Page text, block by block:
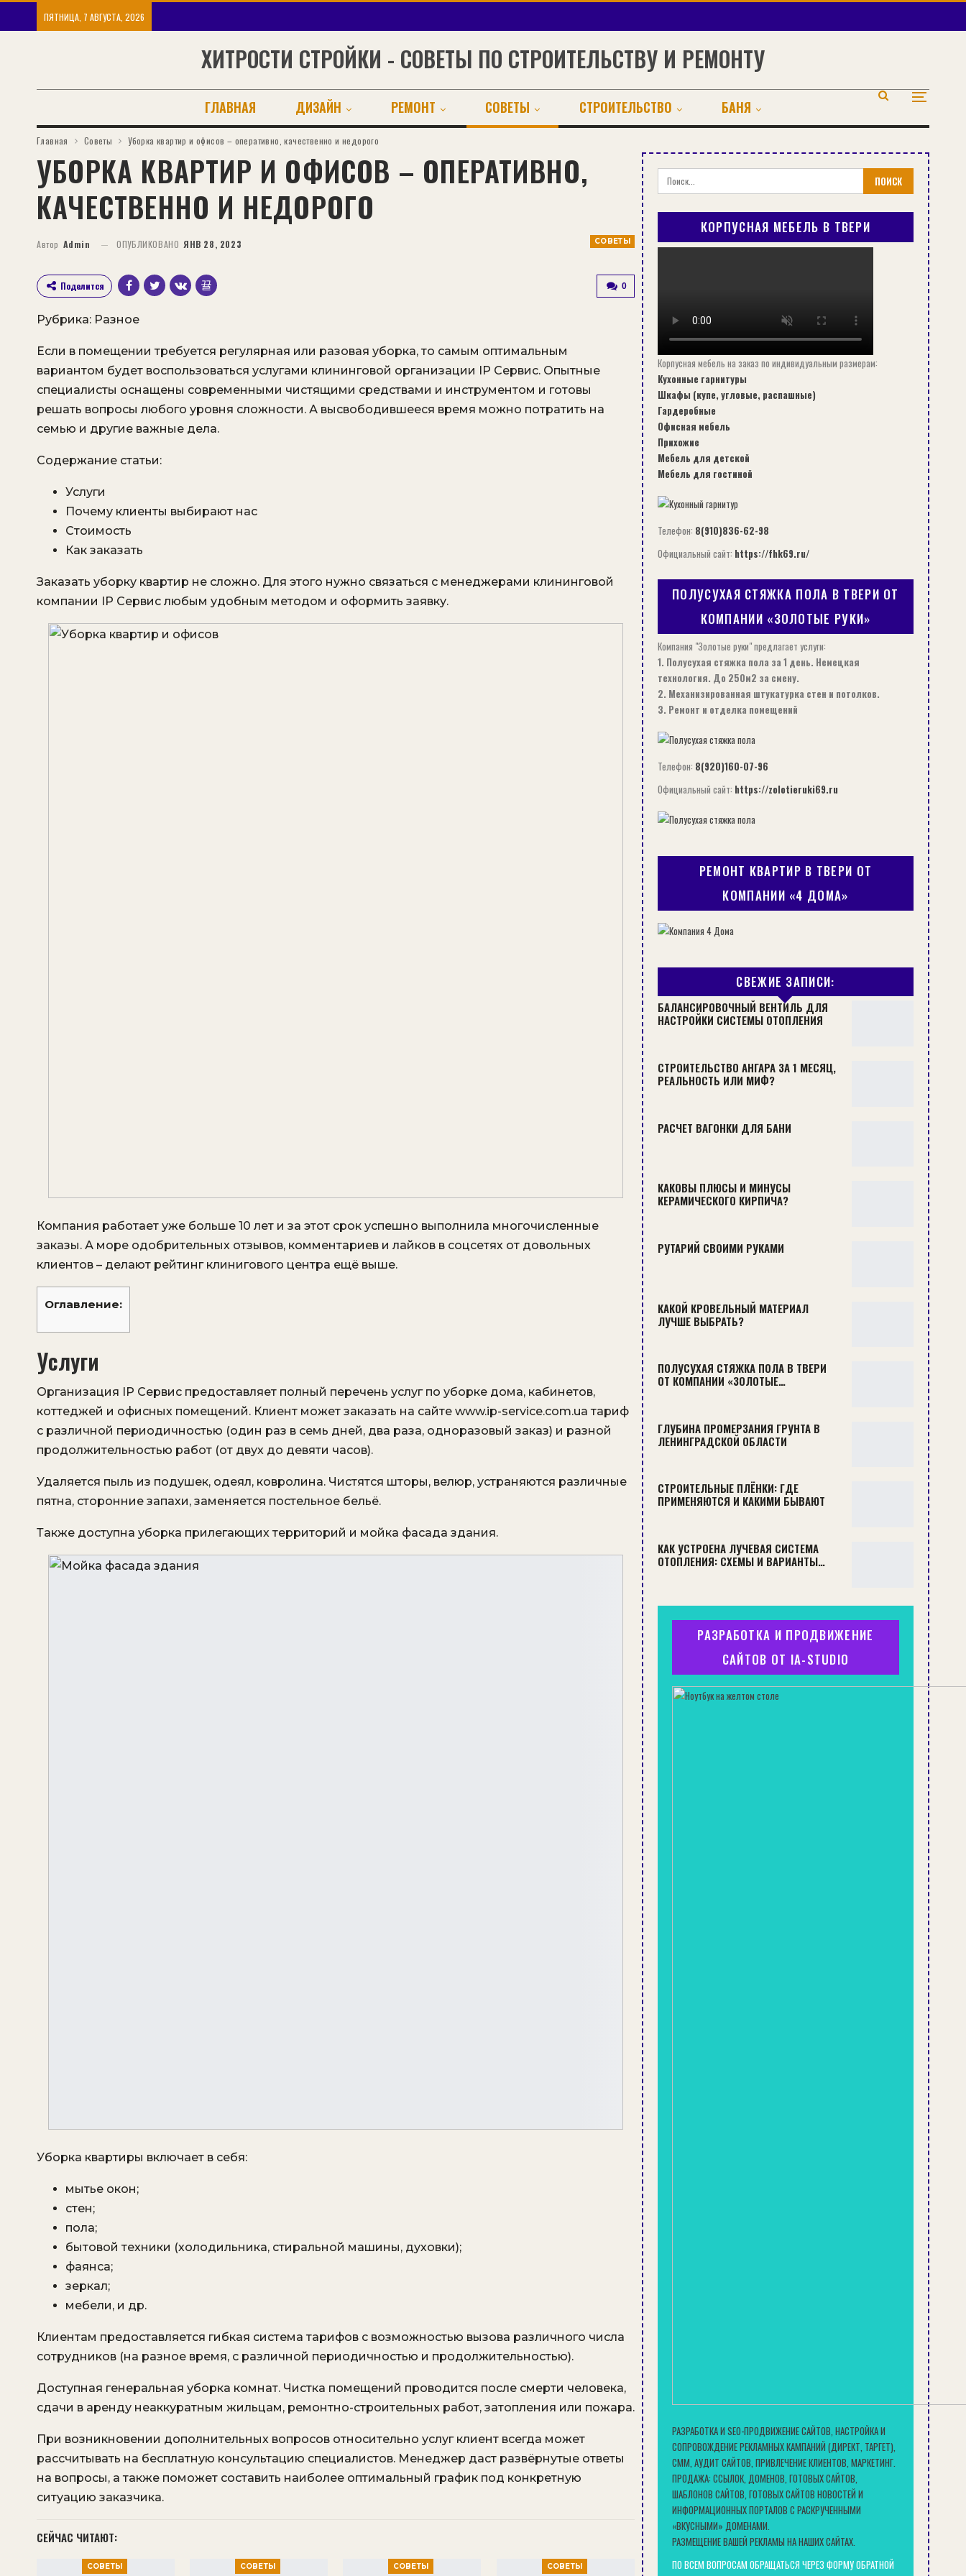
ПЯТНИЦА, 7 АВГУСТА, 2026
ХИТРОСТИ СТРОЙКИ - СОВЕТЫ ПО СТРОИТЕЛЬСТВУ И РЕМОНТУ
ГЛАВНАЯ ДИЗАЙН РЕМОНТ СОВЕТЫ СТРОИТЕЛЬСТВО БАНЯ
Главная Советы Уборка квартир и офисов – оперативно, качественно и недорого
УБОРКА КВАРТИР И ОФИСОВ – ОПЕРАТИВНО,
КАЧЕСТВЕННО И НЕДОРОГО
СОВЕТЫ
Автор Admin ОПУБЛИКОВАНО ЯНВ 28, 2023
0
Поделится
Рубрика: Разное
Если в помещении требуется регулярная или разовая уборка, то самым оптимальным
вариантом будет воспользоваться услугами клининговой организации IP Сервис. Опытные
специалисты оснащены современными чистящими средствами и инструментом и готовы
решать вопросы любого уровня сложности. А высвободившееся время можно потратить на
семью и другие важные дела.
Содержание статьи:
Услуги
Почему клиенты выбирают нас
Стоимость
Как заказать
Заказать уборку квартир не сложно. Для этого нужно связаться с менеджерами клининговой
компании IP Сервис любым удобным методом и оформить заявку.
Компания работает уже больше 10 лет и за этот срок успешно выполнила многочисленные
заказы. А море одобрительных отзывов, комментариев и лайков в соцсетях от довольных
клиентов – делают рейтинг клинигового центра ещё выше.
Оглавление:
Услуги
Организация IP Сервис предоставляет полный перечень услуг по уборке дома, кабинетов,
коттеджей и офисных помещений. Клиент может заказать на сайте www.ip-service.com.ua тариф
с различной периодичностью (один раз в семь дней, два раза, одноразовый заказ) и разной
продолжительностью работ (от двух до девяти часов).
Удаляется пыль из подушек, одеял, ковролина. Чистятся шторы, велюр, устраняются различные
пятна, сторонние запахи, заменяется постельное бельё.
Также доступна уборка прилегающих территорий и мойка фасада здания.
Уборка квартиры включает в себя:
мытье окон;
стен;
пола;
бытовой техники (холодильника, стиральной машины, духовки);
фаянса;
зеркал;
мебели, и др.
Клиентам предоставляется гибкая система тарифов с возможностью вызова различного числа
сотрудников (на разное время, с различной периодичностью и продолжительностью).
Доступная генеральная уборка комнат. Чистка помещений проводится после смерти человека,
сдачи в аренду неаккуратным жильцам, ремонтно-строительных работ, затопления или пожара.
При возникновении дополнительных вопросов относительно услуг клиент всегда может
рассчитывать на бесплатную консультацию специалистов. Менеджер даст развёрнутые ответы
на вопросы, а также поможет составить наиболее оптимальный график под конкретную
ситуацию заказчика.
СЕЙЧАС ЧИТАЮТ:
СОВЕТЫ СОВЕТЫ СОВЕТЫ СОВЕТЫ
КОРПУСНАЯ МЕБЕЛЬ В ТВЕРИ
Корпусная мебель на заказ по индивидуальным размерам:
Кухонные гарнитуры
Шкафы (купе, угловые, распашные)
Гардеробные
Офисная мебель
Прихожие
Мебель для детской
Мебель для гостиной
Телефон: 8(910)836-62-98
Официальный сайт: https://fhk69.ru/
ПОЛУСУХАЯ СТЯЖКА ПОЛА В ТВЕРИ ОТ
КОМПАНИИ «ЗОЛОТЫЕ РУКИ»
Компания "Золотые руки" предлагает услуги:
1. Полусухая стяжка пола за 1 день. Немецкая
технология. До 250м2 за смену.
2. Механизированная штукатурка стен и потолков.
3. Ремонт и отделка помещений
Телефон: 8(920)160-07-96
Официальный сайт: https://zolotieruki69.ru
РЕМОНТ КВАРТИР В ТВЕРИ ОТ
КОМПАНИИ «4 ДОМА»
СВЕЖИЕ ЗАПИСИ:
БАЛАНСИРОВОЧНЫЙ ВЕНТИЛЬ ДЛЯ
НАСТРОЙКИ СИСТЕМЫ ОТОПЛЕНИЯ
СТРОИТЕЛЬСТВО АНГАРА ЗА 1 МЕСЯЦ,
РЕАЛЬНОСТЬ ИЛИ МИФ?
РАСЧЕТ ВАГОНКИ ДЛЯ БАНИ
КАКОВЫ ПЛЮСЫ И МИНУСЫ
КЕРАМИЧЕСКОГО КИРПИЧА?
РУТАРИЙ СВОИМИ РУКАМИ
КАКОЙ КРОВЕЛЬНЫЙ МАТЕРИАЛ
ЛУЧШЕ ВЫБРАТЬ?
ПОЛУСУХАЯ СТЯЖКА ПОЛА В ТВЕРИ
ОТ КОМПАНИИ «ЗОЛОТЫЕ…
ГЛУБИНА ПРОМЕРЗАНИЯ ГРУНТА В
ЛЕНИНГРАДСКОЙ ОБЛАСТИ
СТРОИТЕЛЬНЫЕ ПЛЁНКИ: ГДЕ
ПРИМЕНЯЮТСЯ И КАКИМИ БЫВАЮТ
КАК УСТРОЕНА ЛУЧЕВАЯ СИСТЕМА
ОТОПЛЕНИЯ: СХЕМЫ И ВАРИАНТЫ…
РАЗРАБОТКА И ПРОДВИЖЕНИЕ
САЙТОВ ОТ IA-STUDIO
РАЗРАБОТКА И SEO-ПРОДВИЖЕНИЕ САЙТОВ, НАСТРОЙКА И
СОПРОВОЖДЕНИЕ РЕКЛАМНЫХ КАМПАНИЙ (ДИРЕКТ, ТАРГЕТ),
СММ, АУДИТ САЙТОВ, ПРИВЛЕЧЕНИЕ КЛИЕНТОВ, МАРКЕТИНГ.
ПРОДАЖА: ССЫЛОК, ДОМЕНОВ, ГОТОВЫХ САЙТОВ,
ШАБЛОНОВ САЙТОВ, ГОТОВЫХ САЙТОВ НОВОСТЕЙ И
ИНФОРМАЦИОННЫХ ПОРТАЛОВ С РАСКРУЧЕННЫМИ
«ВКУСНЫМИ» ДОМЕНАМИ.
РАЗМЕЩЕНИЕ ВАШЕЙ РЕКЛАМЫ НА НАШИХ САЙТАХ.
ПО ВСЕМ ВОПРОСАМ ОБРАЩАТЬСЯ ЧЕРЕЗ ФОРМУ ОБРАТНОЙ